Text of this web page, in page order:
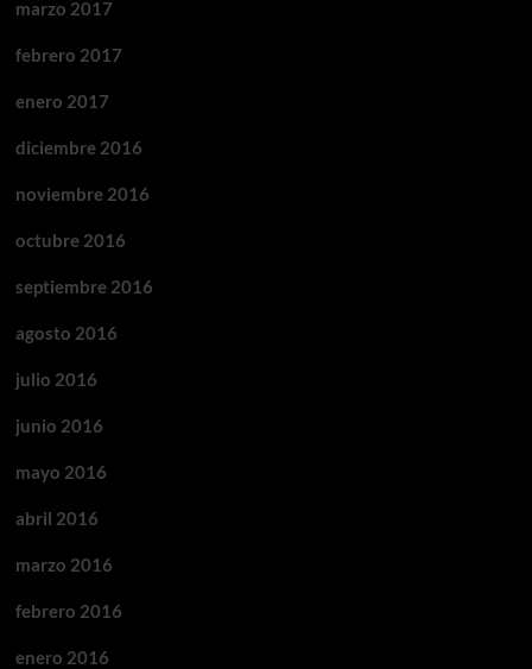
marzo 2017
febrero 2017
enero 2017
diciembre 2016
noviembre 2016
octubre 2016
septiembre 2016
agosto 2016
julio 2016
junio 2016
mayo 2016
abril 2016
marzo 2016
febrero 2016
enero 2016